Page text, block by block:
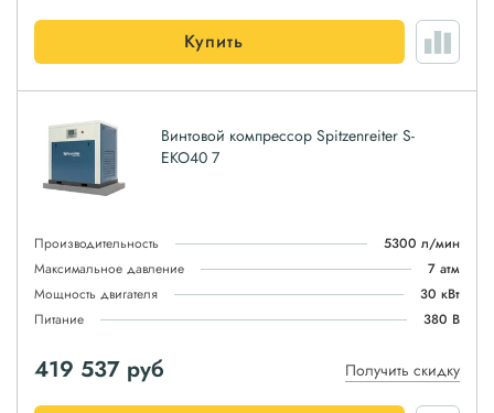
Купить
Винтовой компрессор Spitzenreiter S-
EKO40 7
Производительность
5300 л/мин
Максимальное давление
7 атм
Мощность двигателя
30 кВт
Питание
380 В
419 537 руб Получить скидку